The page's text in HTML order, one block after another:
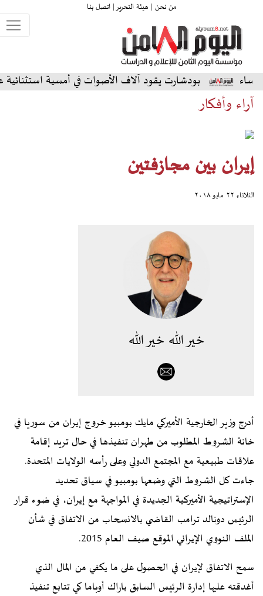
من نحن | هيئة التحرير |اتصل بنا
يقود آلاف الأصوات في أمسية استثنائية على المسرح
آراء وأفكار
إيران بين مجازفتين
الثلاثاء ٢٢ مايو ٢٠١٨
خير الله خير الله
أدرج وزير الخارجية الأميركي مايك بومبيو خروج إيران من سوريا في
خانة الشروط المطلوب من طهران تنفيذها في حال تريد إقامة
علاقات طبيعية مع المجتمع الدولي وعلى رأسه الولايات المتحدة.
جاءت كل الشروط التي وضعها بومبيو في سياق تحديد
الإستراتيجية الأميركية الجديدة في المواجهة مع إيران، في ضوء قرار
الرئيس دونالد ترامب القاضي بالانسحاب من الاتفاق في شأن
الملف النووي الإيراني الموقع صيف العام 2015.
سمح الاتفاق لإيران في الحصول على ما يكفي من المال الذي
أغدقته عليها إدارة الرئيس السابق باراك أوباما كي تتابع تنفيذ